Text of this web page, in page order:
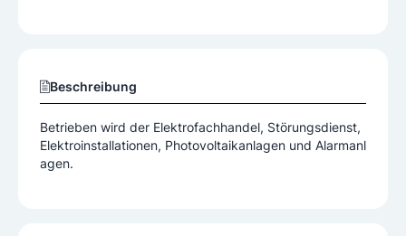
Beschreibung
Betrieben wird der Elektrofachhandel, Störungsdienst,
Elektroinstallationen, Photovoltaikanlagen und Alarmanl
agen.